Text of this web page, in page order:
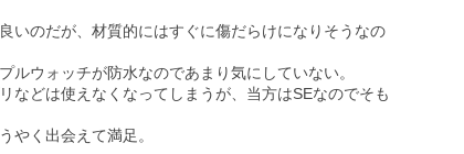
いのだが、材質的にはすぐに傷だらけになりそうなの
ウォッチが防水なのであまり気にしていない。
などは使えなくなってしまうが、当方はSEなのでそも
やく出会えて満足。